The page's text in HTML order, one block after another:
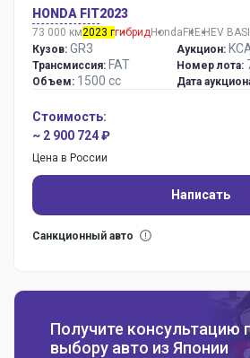
HONDA FIT2023
73 000 км2023 ггибридHondaFitE:HEV
Кузов: GR3
Трансмиссия: FAT
Объем: 1500 сс
Аукцион:
Номер лота:
Дата
Стоимость:
~ 2 900 724 ₽
Цена в России
Написать
Санкционный авто
Получите консультацию
выбору авто из Японии